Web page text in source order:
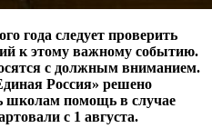
года следует проверить
к этому важному событию.
с должным вниманием.
Россия» решено
школам помощь в случае
с 1 августа.